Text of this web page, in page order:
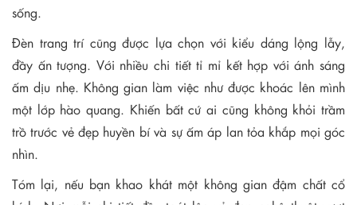
sống.
Đèn trang trí cũng được lựa chọn với kiểu dáng lộng lẫy,
đầy ấn tượng. Với nhiều chi tiết tỉ mỉ kết hợp với ánh sáng
ấm dịu nhẹ. Không gian làm việc như được khoác lên mình
một lớp hào quang. Khiến bất cứ ai cũng không khỏi trầm
trồ trước vẻ đẹp huyền bí và sự ấm áp lan tỏa khắp mọi góc
nhìn.
Tóm lại, nếu bạn khao khát một không gian đậm chất cổ